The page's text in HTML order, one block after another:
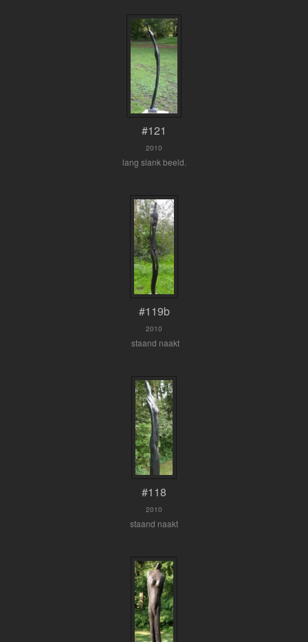
#121
2010
lang slank beeld.
#119b
2010
staand naakt
#118
2010
staand naakt